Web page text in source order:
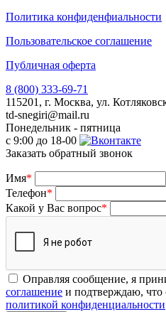
Политика конфиденфиальности
Пользовательское соглашение
Публичная оферта
8 (800) 333-69-71
115201, г. Москва, ул.
td-snegiri@mail.ru
Понедельник - пятница
с 9:00 до 18-00
Заказать обратный звонок
Имя*
Телефон*
Какой у Вас вопрос*
Оправляя сообщение, я
соглашение и подтверждаю, что
политикой конфиденциальности